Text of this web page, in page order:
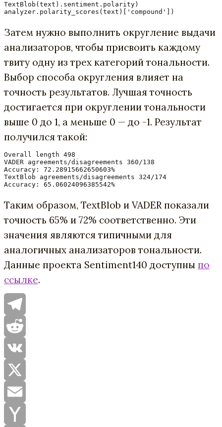
TextBlob(text).sentiment.polarity)
analyzer.polarity_scores(text)['compound'])
Затем нужно выполнить округление выдачи
анализаторов, чтобы присвоить каждому
твиту одну из трех категорий тональности.
Выбор способа округления влияет на
точность результатов. Лучшая точность
достигается при округлении тональности
выше 0 до 1, а меньше 0 — до -1. Результат
получился такой:
Overall length 498
VADER agreements/disagreements 360/138
Accuracy: 72.28915662650603%
TextBlob agreements/disagreements 324/174
Accuracy: 65.06024096385542%
Таким образом, TextBlob и VADER показали
точность 65% и 72% соответственно. Эти
значения являются типичными для
аналогичных анализаторов тональности.
Данные проекта Sentiment140 доступны по
ссылке.
Telegram
Reddit
VK
X
Email